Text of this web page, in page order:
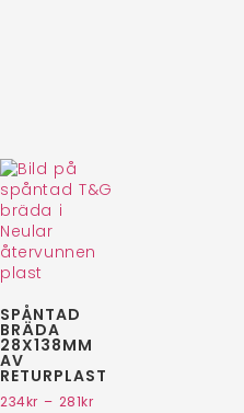
SPÅNTAD
BRÄDA
28X138MM
AV
RETURPLAST
234kr – 281kr